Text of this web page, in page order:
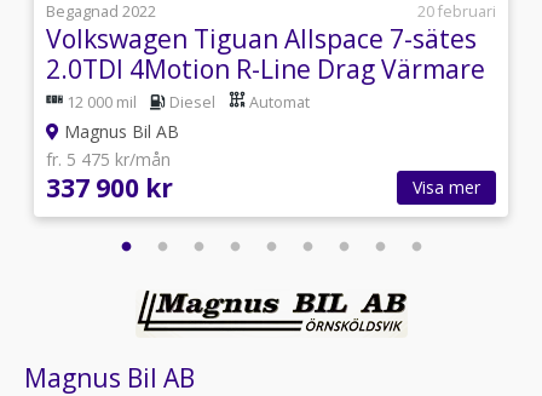
Begagnad 2022
20 februari
Volkswagen Tiguan Allspace 7-sätes
2.0TDI 4Motion R-Line Drag Värmare
Kam
12 000 mil Diesel Automat
Magnus Bil AB
fr. 5 475 kr/mån
337 900 kr Visa mer
Magnus Bil AB